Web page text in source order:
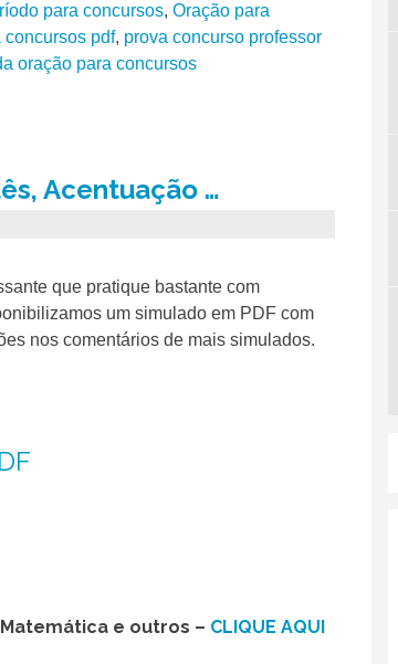
para concursos, Oração para
concursos pdf, prova concurso professor
oração para concursos
Acentuação …
que pratique bastante com
um simulado em PDF com
nos comentários de mais simulados.
e outros – CLIQUE AQUI